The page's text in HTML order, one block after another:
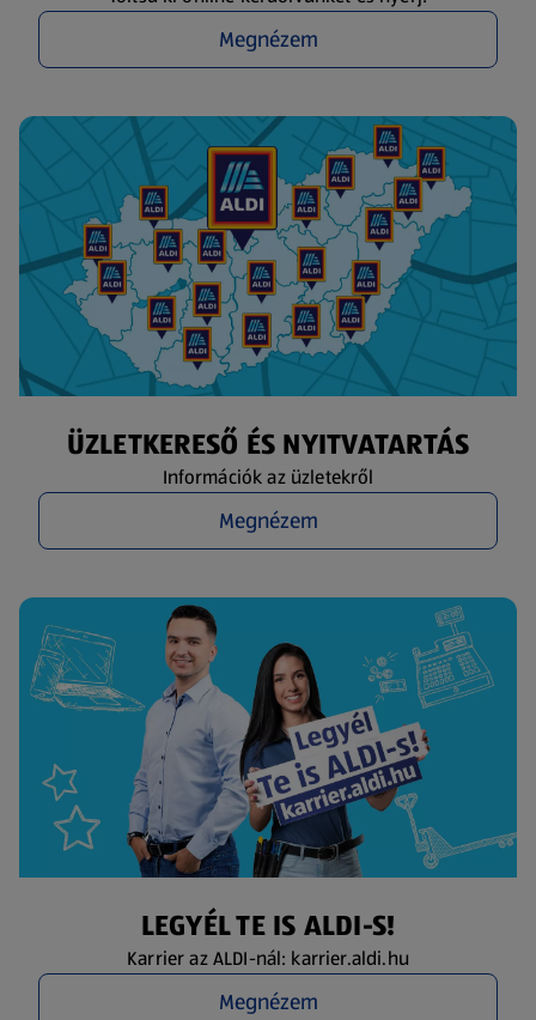
Megnézem
ÜZLETKERESŐ ÉS NYITVATARTÁS
Információk az üzletekről
Megnézem
LEGYÉL TE IS ALDI-S!
Karrier az ALDI-nál: karrier.aldi.hu
Megnézem